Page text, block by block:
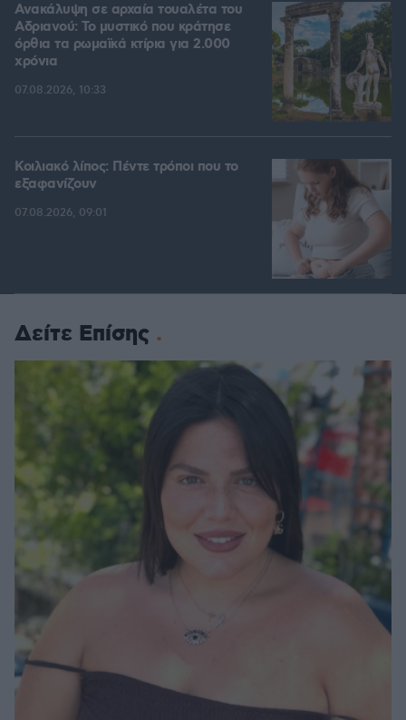
Ανακάλυψη σε αρχαία τουαλέτα του
Αδριανού: Το μυστικό που κράτησε
όρθια τα ρωμαϊκά κτίρια για 2.000
χρόνια
07.08.2026, 10:33
Κοιλιακό λίπος: Πέντε τρόποι που το
εξαφανίζουν
07.08.2026, 09:01
Δείτε Επίσης